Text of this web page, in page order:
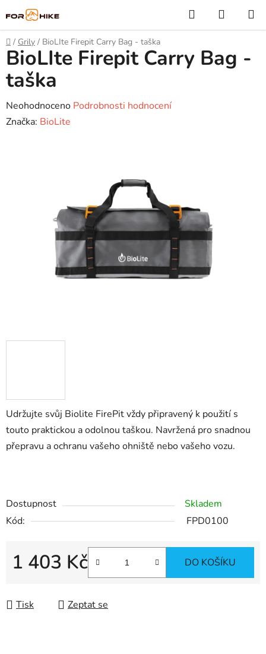
na
obsah
Hledat
KOŠÍK
Domů
/ Grily / BioLIte Firepit Carry Bag - taška
Udržujte svůj Biolite FirePit vždy připravený k použití s
touto praktickou a odolnou taškou. Navržená pro snadnou
přepravu a ochranu vašeho ohniště nebo vašeho vozu.
Dostupnost
Skladem
Kód:
FPD0100
1 403 Kč DO KOŠÍKU
Tisk Zeptat se
BioLIte Firepit Carry Bag -
taška
Průměrné
hodnocení
Neohodnoceno Podrobnosti hodnocení
Značka: BioLite